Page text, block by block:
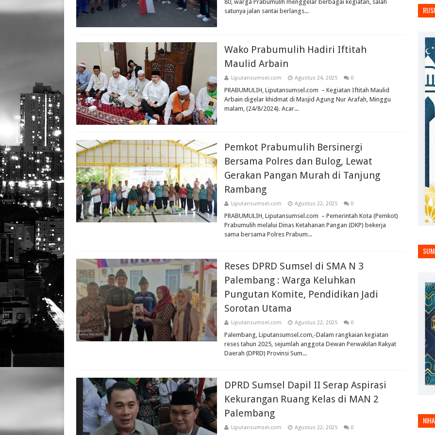
80, warga Prabumulih menggelar berbagai kegiatan, salah
satunya jalan santai berlangs...
Wako Prabumulih Hadiri Iftitah
Maulid Arbain
Liputansumsel.com Agustus 24, 2025 0
PRABUMULIH, Liputansumsel.com – Kegiatan Iftitah Maulid
Arbain digelar khidmat di Masjid Agung Nur Arafah, Minggu
malam, (24/8/2024). Acar...
Pemkot Prabumulih Bersinergi
Bersama Polres dan Bulog, Lewat
Gerakan Pangan Murah di Tanjung
Rambang
Liputansumsel.com Agustus 22, 2025 0
PRABUMULIH, Liputansumsel.com – Pemerintah Kota (Pemkot)
Prabumulih melalui Dinas Ketahanan Pangan (DKP) bekerja
sama bersama Polres Prabum...
Reses DPRD Sumsel di SMA N 3
Palembang : Warga Keluhkan
Pungutan Komite, Pendidikan Jadi
Sorotan Utama
Liputansumsel.com Agustus 22, 2025 0
Palembang, Liputansumsel.com,-Dalam rangkaian kegiatan
reses tahun 2025, sejumlah anggota Dewan Perwakilan Rakyat
Daerah (DPRD) Provinsi Sum...
DPRD Sumsel Dapil II Serap Aspirasi
Kekurangan Ruang Kelas di MAN 2
Palembang
Liputansumsel.com Agustus 22, 2025 0